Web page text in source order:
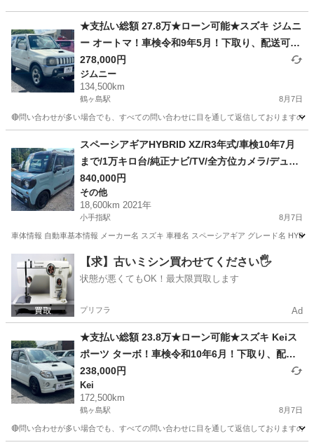
★支払い総額 27.8万★ローン可能★スズキ ジムニ
ー オートマ！車検令和9年5月！下取り、配送可
能！
278,000円
ジムニー
134,500km
鶴ヶ島駅 8月7日
🔴問い合わせが多い場合でも、すべての問い合わせに目を通して返信しております
鶴ヶ島駅 ジムニー
スペーシアギアHYBRID XZ/R3年式/車検10年7月
まで/1万キロ台/純正ナビ/TV/全方位カメラ/デュア
ルカメラブレーキサポート/PUSHスタート/HUD
840,000円
その他
18,600km 2021年
小手指駅 8月7日
車体情報 自動車基本情報 メーカー名 スズキ 車種名 スペーシアギア グレード名
埼玉 所沢市 小手指駅 その他 車両
【求】古いミシン買わせてください🖐️
状態が悪くてもOK！最大限買取します
プリフラ Ad
★支払い総額 23.8万★ローン可能★スズキ Keiス
ポーツ ターボ！車検令和10年6月！下取り、配送
可能！
238,000円
Kei
172,500km
鶴ヶ島駅 8月7日
🔴問い合わせが多い場合でも、すべての問い合わせに目を通して返信しております